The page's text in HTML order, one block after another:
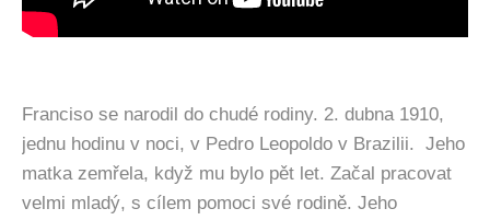
Franciso se narodil do chudé rodiny. 2. dubna 1910,
jednu hodinu v noci, v Pedro Leopoldo v Brazilii. Jeho
matka zemřela, když mu bylo pět let. Začal pracovat
velmi mladý, s cílem pomoci své rodině. Jeho